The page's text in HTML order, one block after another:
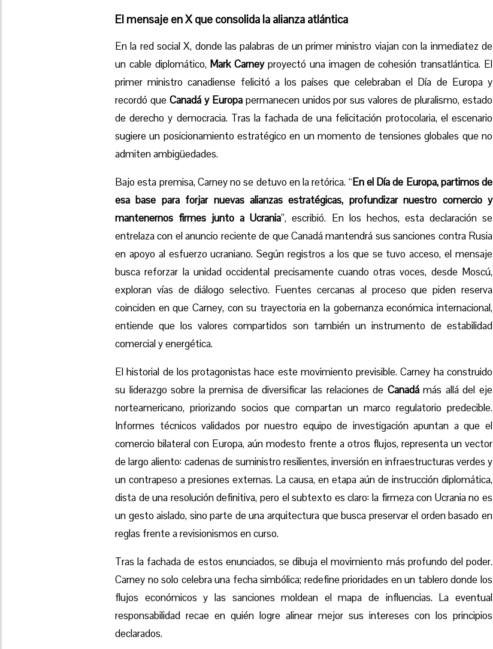
El mensaje en X que consolida la alianza atlántica
En la red social X, donde las palabras de un primer ministro viajan con la inmediatez de
un cable diplomático, Mark Carneyproyectó una imagen de cohesión transatlántica. El
primer ministro canadiense felicitó a los países que celebraban el Día de Europa y
recordó que Canadá y Europa permanecen unidos por sus valores de pluralismo, estado
de derecho y democracia. Tras la fachada de una felicitación protocolaria, el escenario
sugiere un posicionamiento estratégico en un momento de tensiones globales que no
admiten ambigüedades.
Bajo esta premisa, Carney no se detuvo en la retórica. “En el Día de Europa, partimos de
esa base para forjar nuevas alianzas estratégicas, profundizar nuestro comercio y
mantenernos firmes junto a Ucrania”, escribió. En los hechos, esta declaración se
entrelaza con el anuncio reciente de que Canadá mantendrá sus sanciones contra Rusia
en apoyo al esfuerzo ucraniano. Según registros a los que se tuvo acceso, el mensaje
busca reforzar la unidad occidental precisamente cuando otras voces, desde Moscú,
exploran vías de diálogo selectivo. Fuentes cercanas al proceso que piden reserva
coinciden en que Carney, con su trayectoria en la gobernanza económica internacional,
entiende que los valores compartidos son también un instrumento de estabilidad
comercial y energética.
El historial de los protagonistas hace este movimiento previsible. Carney ha construido
su liderazgo sobre la premisa de diversificar las relaciones de Canadámás allá del eje
norteamericano, priorizando socios que compartan un marco regulatorio predecible.
Informes técnicos validados por nuestro equipo de investigación apuntan a que el
comercio bilateral con Europa, aún modesto frente a otros flujos, representa un vector
de largo aliento: cadenas de suministro resilientes, inversión en infraestructuras verdes y
un contrapeso a presiones externas. La causa, en etapa aún de instrucción diplomática,
dista de una resolución definitiva, pero el subtexto es claro: la firmeza con Ucrania no es
un gesto aislado, sino parte de una arquitectura que busca preservar el orden basado en
reglas frente a revisionismos en curso.
Tras la fachada de estos enunciados, se dibuja el movimiento más profundo del poder.
Carney no solo celebra una fecha simbólica; redefine prioridades en un tablero donde los
flujos económicos y las sanciones moldean el mapa de influencias. La eventual
responsabilidad recae en quién logre alinear mejor sus intereses con los principios
declarados.